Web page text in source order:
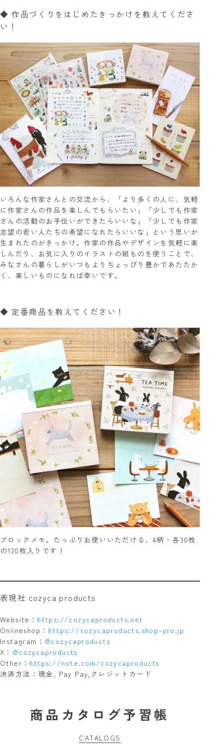
◆ 作品づくりをはじめたきっかけを教えてくださ
い！
いろんな作家さんとの交流から、「より多くの人に、気軽
に作家さんの作品を楽しんでもらいたい」「少しでも作家
さんの活動のお手伝いができたらいいな」「少しでも作家
志望の若い人たちの希望になれたらいいな」という思いが
生まれたのがきっかけ。作家の作品やデザインを気軽に楽
しんだり、お気に入りのイラストの紙ものを使うことで、
みなさんの暮らしがいつもよりちょっぴり豊かであたたか
く、楽しいものになれば幸いです。
◆ 定番商品を教えてください！
ブロックメモ。たっぷりお使いいただける、4柄・各30枚
の120枚入りです！
表現社 cozyca products
Website： https://cozycaproducts.net
Onlineshop： https://cozycaproducts.shop-pro.jp
Instagram： @cozycaproducts
X： @cozycaproducts
Other： https://note.com/cozycaproducts
決済方法：現金, Pay Pay,クレジットカード
商品カタログ予習帳
CATALOGS